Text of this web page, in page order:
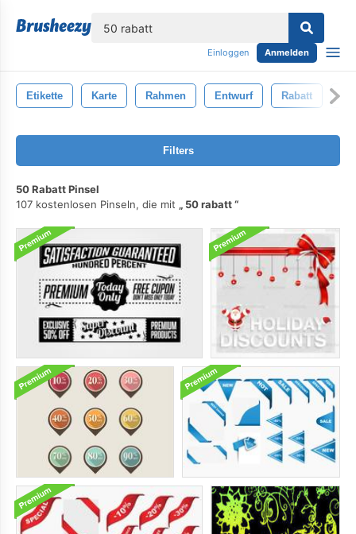
Einloggen Anmelden
Etikette Karte Rahmen Entwurf Rabatt
Filters
50 Rabatt Pinsel
107 kostenlosen Pinseln, die mit
50 rabatt